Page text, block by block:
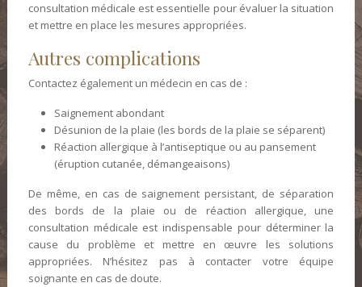
consultation médicale est essentielle pour évaluer la situation
et mettre en place les mesures appropriées.
Autres complications
Contactez également un médecin en cas de :
Saignement abondant
Désunion de la plaie (les bords de la plaie se séparent)
Réaction allergique à l’antiseptique ou au pansement
(éruption cutanée, démangeaisons)
De même, en cas de saignement persistant, de séparation
des bords de la plaie ou de réaction allergique, une
consultation médicale est indispensable pour déterminer la
cause du problème et mettre en œuvre les solutions
appropriées. N’hésitez pas à contacter votre équipe
soignante en cas de doute.